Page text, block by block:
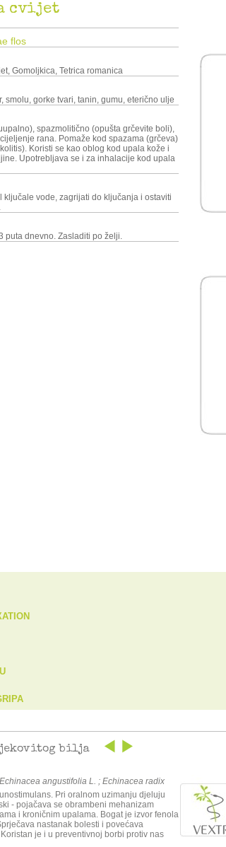
cvijet
flos
Gomoljkica, Tetrica romanica
smolu, gorke tvari, tanin, gumu, eterično ulje
spazmolitično (opušta grčevite boli),
rana. Pomaže kod spazama (grčeva)
Koristi se kao oblog kod upala kože i
Upotrebljava se i za inhalacije kod upala
vode, zagrijati do ključanja i ostaviti
puta dnevno. Zasladiti po želji.
bilja
Echinacea angustifolia L. ; Echinacea radix
Pri oralnom uzimanju djeluju
- pojačava se obrambeni mehanizam
i kroničnim upalama. Bogat je izvor fenola
nastanak bolesti i povećava
je i u preventivnoj borbi protiv nas